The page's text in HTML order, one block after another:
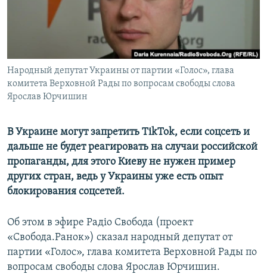
ПОБЕДИТЕЛЕЙ НЕ СУДЯТ?
КРЫМ.НЕПОКОРЕННЫЙ
УКРАИНСКАЯ ПРОБЛЕМА КРЫМА
ПРИСОЕДИНЯЙТЕСЬ!
Все сайты RFE/RL
Народный депутат Украины от партии «Голос», глава
комитета Верховной Рады по вопросам свободы слова
Ярослав Юрчишин
В Украине могут запретить TikTok, если соцсеть и
дальше не будет реагировать на случаи российской
пропаганды, для этого Киеву не нужен пример
других стран, ведь у Украины уже есть опыт
блокирования соцсетей.
Об этом в эфире Радіо Свобода (проект
«Свобода.Ранок») сказал народный депутат от
партии «Голос», глава комитета Верховной Рады по
вопросам свободы слова Ярослав Юрчишин.